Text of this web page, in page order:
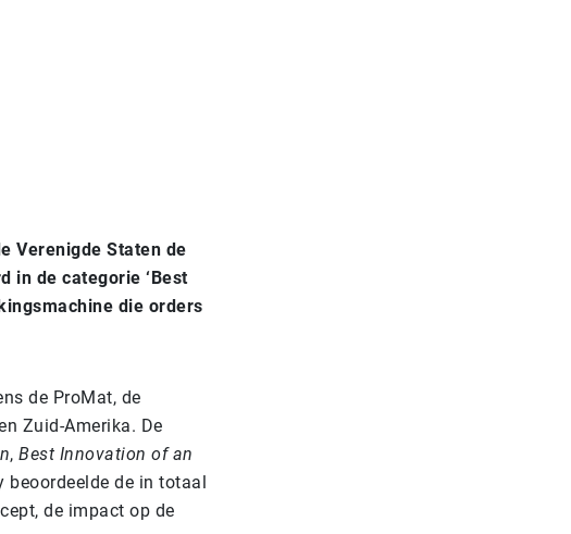
Verenigde Staten de
in de categorie ‘Best
die orders
de ProMat, de
Zuid-Amerika. De
, Best Innovation of an
beoordeelde de in totaal
de impact op de